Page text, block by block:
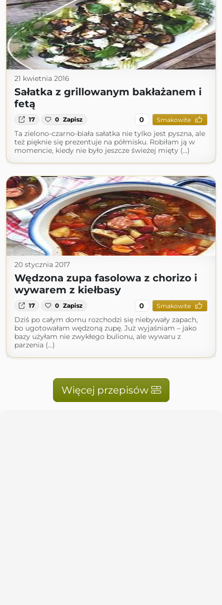
21 kwietnia 2016
Sałatka z grillowanym bakłażanem i
fetą
17 0 Zapisz 0 Smakowite
Ta zielono-czarno-biała sałatka nie tylko jest pyszna, ale
też pięknie się prezentuje na półmisku. Robiłam ją w
momencie, kiedy nie było jeszcze świeżej mięty (...)
20 stycznia 2017
Wędzona zupa fasolowa z chorizo i
wywarem z kiełbasy
17 0 Zapisz 0 Smakowite
Dziś po całym domu rozchodzi się niebywały zapach,
bo ugotowałam wędzoną zupę. Już wyjaśniam – jako
bazy użyłam nie zwykłego bulionu, ale wywaru z
parzenia (...)
Więcej przepisów